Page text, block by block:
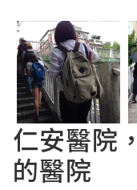
仁安醫院
的醫院